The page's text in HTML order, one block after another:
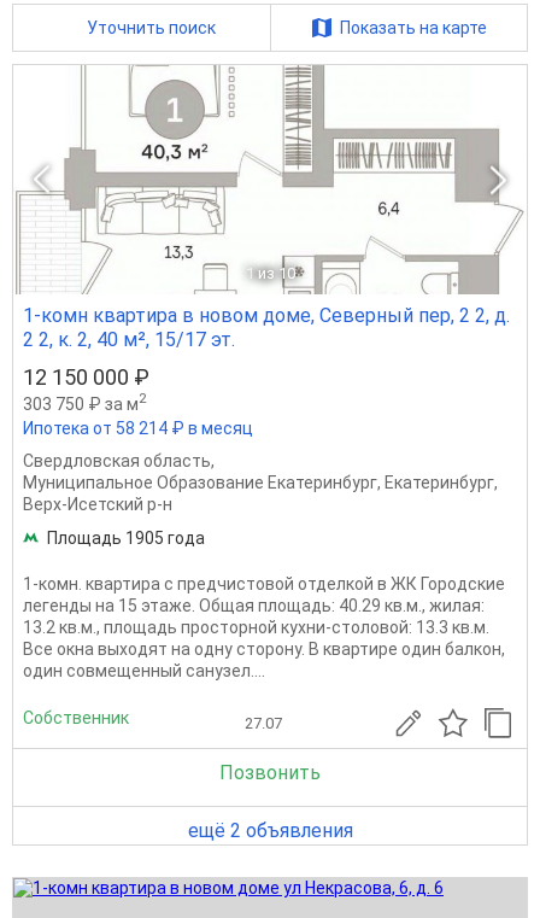
Уточнить поиск Показать на карте
1 из 10
1-комн квартира в новом доме, Северный пер, 2 2, д.
2 2, к. 2, 40 м², 15/17 эт.
12 150 000 ₽
303 750 ₽ за м2
Ипотека от 58 214 ₽ в месяц
Свердловская область,
Муниципальное Образование Екатеринбург, Екатеринбург,
Верх-Исетский р-н
Площадь 1905 года
1-комн. квартира с предчистовой отделкой в ЖК Городские
легенды на 15 этаже. Общая площадь: 40.29 кв.м., жилая:
13.2 кв.м., площадь просторной кухни-столовой: 13.3 кв.м.
Все окна выходят на одну сторону. В квартире один балкон,
один совмещенный санузел....
Собственник 27.07
Позвонить
ещё 2 объявления